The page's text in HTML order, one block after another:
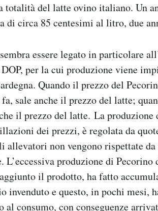
totalità del latte ovino italiano. Un
di circa 85 centesimi al litro, due
essere legato in particolare
per la cui produzione viene
Quando il prezzo del
fa, sale anche il prezzo del latte;
il prezzo del latte. La
dei prezzi, è regolata da
allevatori non vengono rispettate
L’eccessiva produzione di
il prodotto, ha fatto
invenduto e questo, in pochi mesi,
al consumo, con conseguenze